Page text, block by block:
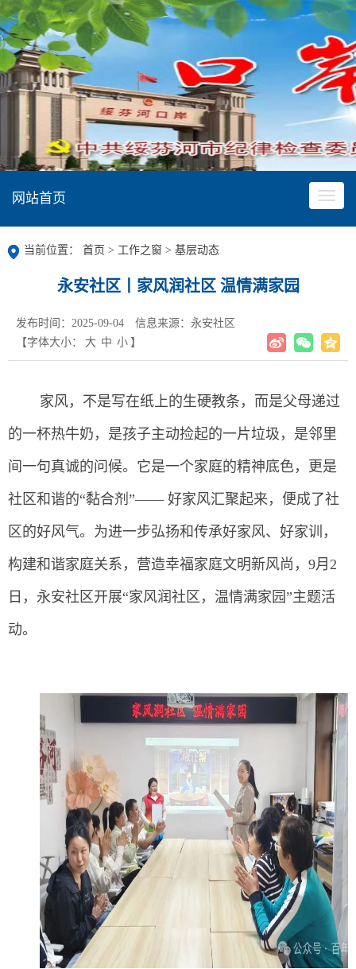
网站首页
当前位置： 首页 > 工作之窗 > 基层动态
永安社区丨家风润社区 温情满家园
发布时间：2025-09-04
信息来源：永安社区
【字体大小：
大 中 小 】
家风，不是写在纸上的生硬教条，而是父母递过
的一杯热牛奶，是孩子主动捡起的一片垃圾，是邻里
间一句真诚的问候。它是一个家庭的精神底色，更是
社区和谐的“黏合剂”—— 好家风汇聚起来，便成了社
区的好风气。为进一步弘扬和传承好家风、好家训，
构建和谐家庭关系，营造幸福家庭文明新风尚，9月2
日，永安社区开展“家风润社区，温情满家园”主题活
动。